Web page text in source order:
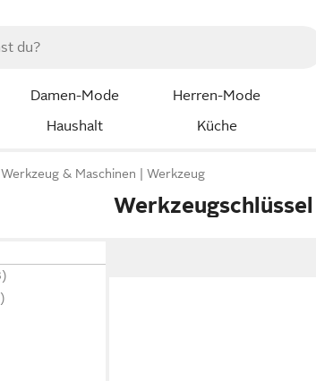
Damen-Mode Herren-Mode
Haushalt Küche
Werkzeug & Maschinen Werkzeug
Werkzeugschlüssel